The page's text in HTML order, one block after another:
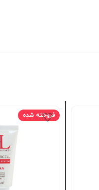
فروخته شده